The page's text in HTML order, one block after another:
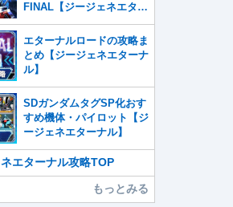
FINAL【ジージェネエター
ナル】
エターナルロードの攻略ま
とめ【ジージェネエターナ
ル】
SDガンダムタグSP化おす
すめ機体・パイロット【ジ
ージェネエターナル】
エターナル攻略TOP
もっとみる